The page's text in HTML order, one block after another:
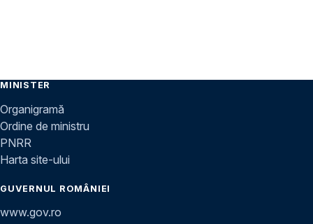
MINISTER
Organigramă
Ordine de ministru
PNRR
Harta site-ului
GUVERNUL ROMÂNIEI
www.gov.ro